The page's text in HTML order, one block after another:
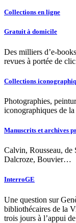
Collections en ligne
Gratuit à domicile
Des milliers d’e-
revues à portée de
Collections
Photographies,
iconographiques de
Manuscrits et archives
Calvin, Rousseau, de
Dalcroze, Bouvier…
InterroGE
Une question sur
bibliothécaires de la
trois jours à l’appui